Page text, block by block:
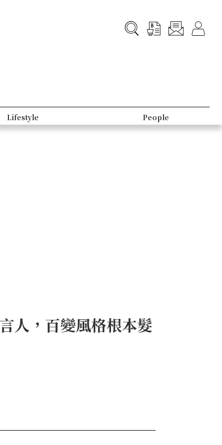
Lifestyle People
人，百變風格根本髮